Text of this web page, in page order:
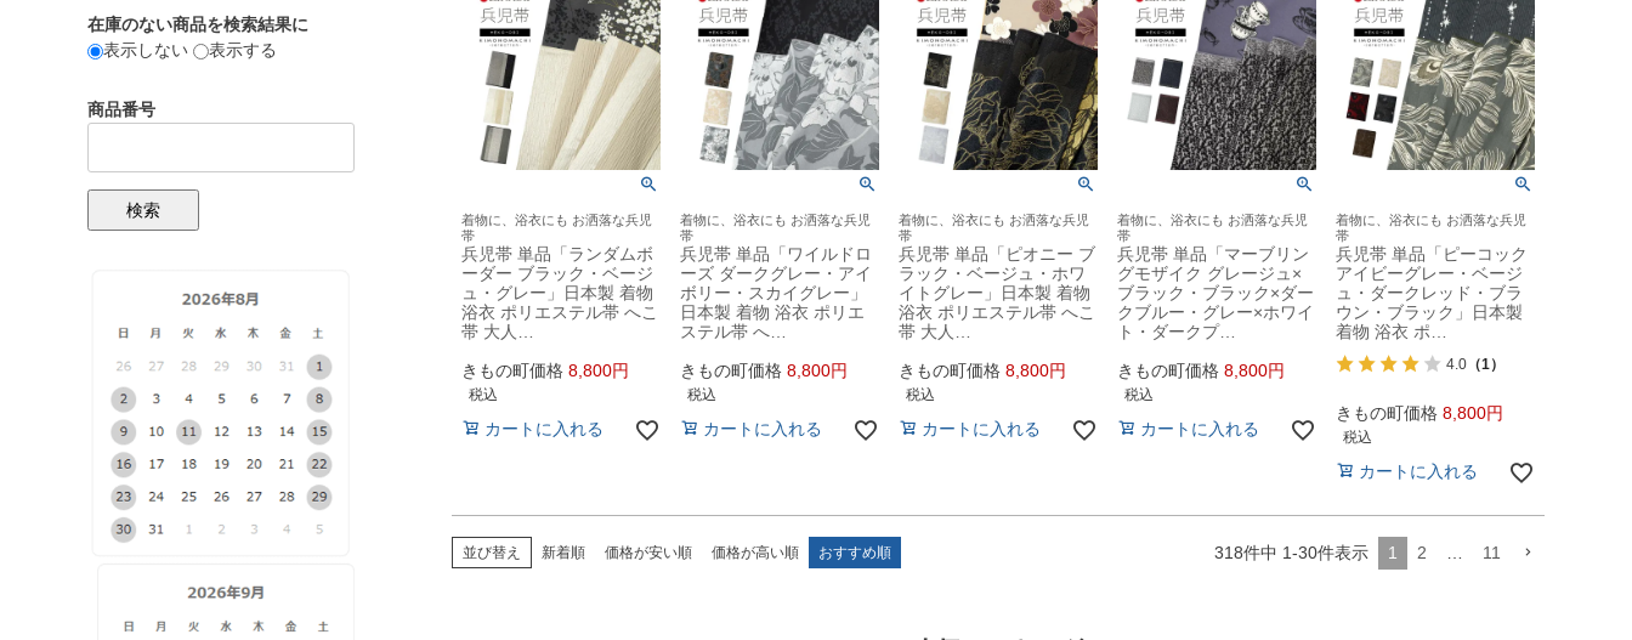
着物に、浴衣にも お洒落な兵児
帯
兵児帯 単品「ランダムボ
ーダー ブラック・ベージ
ュ・グレー」日本製 着物
浴衣 ポリエステル帯 へこ
帯 大人…
きもの町価格 8,800
税込
カートに入れる
着物に、浴衣にも お洒落な兵児
帯
兵児帯 単品「ワイルドロ
ーズ ダークグレー・アイ
ボリー・スカイグレー」
日本製 着物 浴衣 ポリエ
ステル帯 へ…
きもの町価格 8,800
税込
カートに入れる
着物に、浴衣にも お洒落な兵児
帯
兵児帯 単品「ピオニー ブ
ラック・ベージュ・ホワ
イトグレー」日本製 着物
浴衣 ポリエステル帯 へこ
帯 大人…
きもの町価格 8,800
税込
カートに入れる
着物に、浴衣にも お洒落な兵児
帯
兵児帯 単品「マーブリン
グモザイク グレージュ×
ブラック・ブラック×ダー
クブルー・グレー×ホワイ
ト・ダークプ…
きもの町価格 8,800
税込
カートに入れる
着物に、浴衣にも お洒落な兵児
帯
兵児帯 単品「ピーコック
アイビーグレー・ベージ
ュ・ダークレッド・ブラ
ウン・ブラック」日本製
着物 浴衣 ポ…
4.0 （1）
きもの町価格 8,800
税込
カートに入れる
並び替え 新着順 価格が安い順 価格が高い順 おすすめ順 318件中 1-30件表示 1 2 11
在庫のない商品を検索結果に
表示しない
表示する
商品番号
検索